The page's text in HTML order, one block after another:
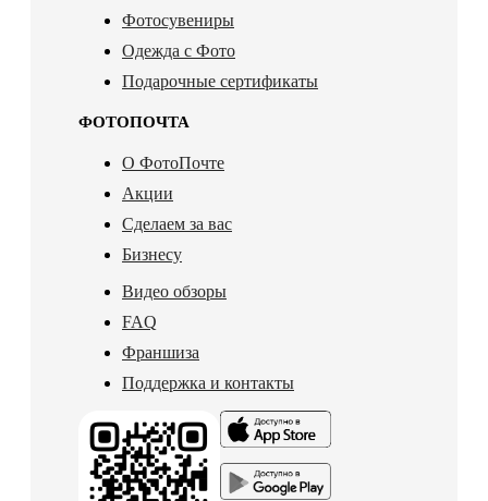
Фотосувениры
Одежда с Фото
Подарочные сертификаты
ФОТОПОЧТА
О ФотоПочте
Акции
Сделаем за вас
Бизнесу
Видео обзоры
FAQ
Франшиза
Поддержка и контакты